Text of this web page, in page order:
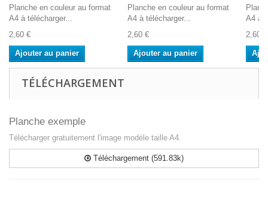
Planche en couleur au format
A4 à télécharger...
2,60 €
Ajouter au panier
Planche en couleur au format
A4 à télécharger...
2,60 €
Ajouter au panier
A4 à
2,60 €
TÉLÉCHARGEMENT
Planche exemple
Télécharger gratuitement l'image modèle taille A4.
Téléchargement (591.83k)